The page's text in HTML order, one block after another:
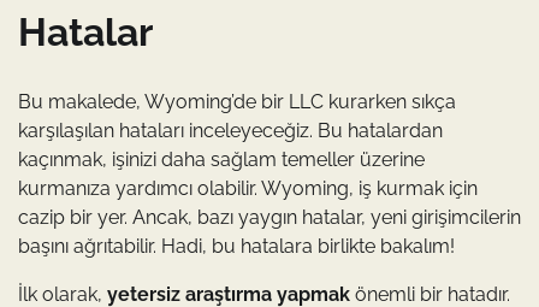
Hatalar
Bu makalede, Wyoming’de bir LLC kurarken sıkça
karşılaşılan hataları inceleyeceğiz. Bu hatalardan
kaçınmak, işinizi daha sağlam temeller üzerine
kurmanıza yardımcı olabilir. Wyoming, iş kurmak için
cazip bir yer. Ancak, bazı yaygın hatalar, yeni girişimcilerin
başını ağrıtabilir. Hadi, bu hatalara birlikte bakalım!
İlk olarak, yetersiz araştırma yapmak önemli bir hatadır.